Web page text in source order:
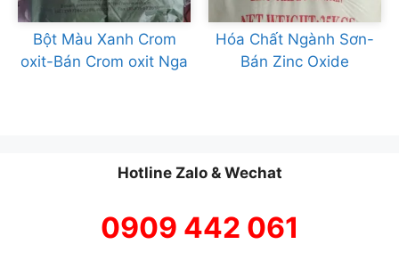
Bột Màu Xanh Crom
oxit-Bán Crom oxit Nga
Hóa Chất Ngành Sơn-
Bán Zinc Oxide
Hotline Zalo & Wechat
0909 442 061